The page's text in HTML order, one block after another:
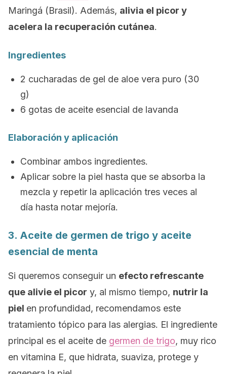
Maringá (Brasil). Además, alivia el picor y
acelera la recuperación cutánea.
Ingredientes
2 cucharadas de gel de aloe vera puro (30
g)
6 gotas de aceite esencial de lavanda
Elaboración y aplicación
Combinar ambos ingredientes.
Aplicar sobre la piel hasta que se absorba la
mezcla y repetir la aplicación tres veces al
día hasta notar mejoría.
3. Aceite de germen de trigo y aceite
esencial de menta
Si queremos conseguir un efecto refrescante
que alivie el picor y, al mismo tiempo, nutrir la
piel en profundidad, recomendamos este
tratamiento tópico para las alergias. El ingrediente
principal es el aceite de germen de trigo, muy rico
en vitamina E, que hidrata, suaviza, protege y